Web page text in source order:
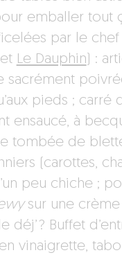
emballer tout
par le
Le Dauphin ) :
sacrément
pieds ; carré
ensaucé, à
tombée de
(carottes,
peu chiche ;
sur une crème
déj’ ? Buffet
vinaigrette,